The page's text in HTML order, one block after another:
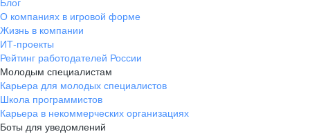
О компаниях в игровой форме
Жизнь в компании
ИТ-проекты
Рейтинг работодателей России
Молодым специалистам
Карьера для молодых специалистов
Школа программистов
Карьера в некоммерческих организациях
Боты для уведомлений